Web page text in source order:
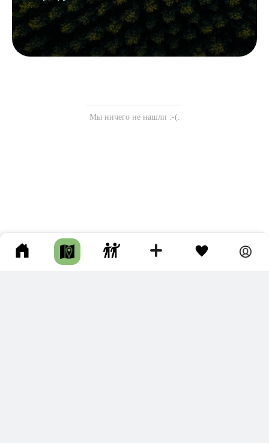
Мы ничего не нашли :-(.